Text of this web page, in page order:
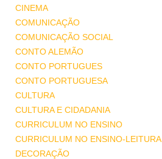
CINEMA
COMUNICAÇÃO
COMUNICAÇÃO SOCIAL
CONTO ALEMÃO
CONTO PORTUGUES
CONTO PORTUGUESA
CULTURA
CULTURA E CIDADANIA
CURRICULUM NO ENSINO
CURRICULUM NO ENSINO-LEITURA
DECORAÇÃO